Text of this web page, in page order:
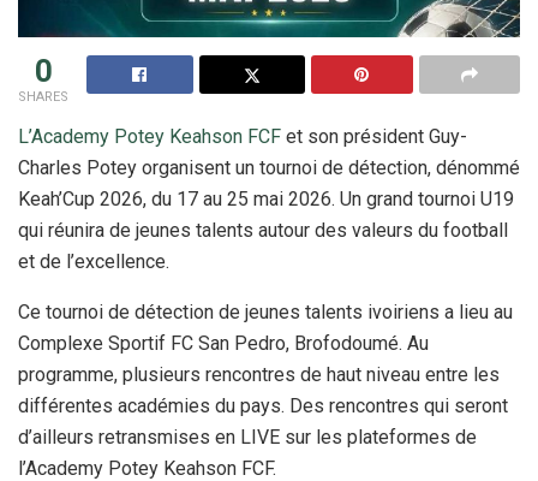
0
SHARES
L’Academy Potey Keahson FCF et son président Guy-
Charles Potey organisent un tournoi de détection, dénommé
Keah’Cup 2026, du 17 au 25 mai 2026. Un grand tournoi U19
qui réunira de jeunes talents autour des valeurs du football
et de l’excellence.
Ce tournoi de détection de jeunes talents ivoiriens a lieu au
Complexe Sportif FC San Pedro, Brofodoumé. Au
programme, plusieurs rencontres de haut niveau entre les
différentes académies du pays. Des rencontres qui seront
d’ailleurs retransmises en LIVE sur les plateformes de
l’Academy Potey Keahson FCF.